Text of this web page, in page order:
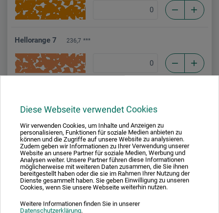
Diese Webseite verwendet Cookies
Wir verwenden Cookies, um Inhalte und Anzeigen zu
personalisieren, Funktionen für soziale Medien anbieten zu
können und die Zugriffe auf unsere Website zu analysieren.
Zudem geben wir Informationen zu Ihrer Verwendung unserer
Website an unsere Partner für soziale Medien, Werbung und
Analysen weiter. Unsere Partner führen diese Informationen
möglicherweise mit weiteren Daten zusammen, die Sie ihnen
bereitgestellt haben oder die sie im Rahmen Ihrer Nutzung der
Dienste gesammelt haben. Sie geben Einwilligung zu unseren
Cookies, wenn Sie unsere Webseite weiterhin nutzen.
Weitere Informationen finden Sie in unserer
Datenschutzerklärung.
Hellorange 7 236,7 ***
Hellorange 9 236,9 ***
Karmin mit Schwarz 318,3 **